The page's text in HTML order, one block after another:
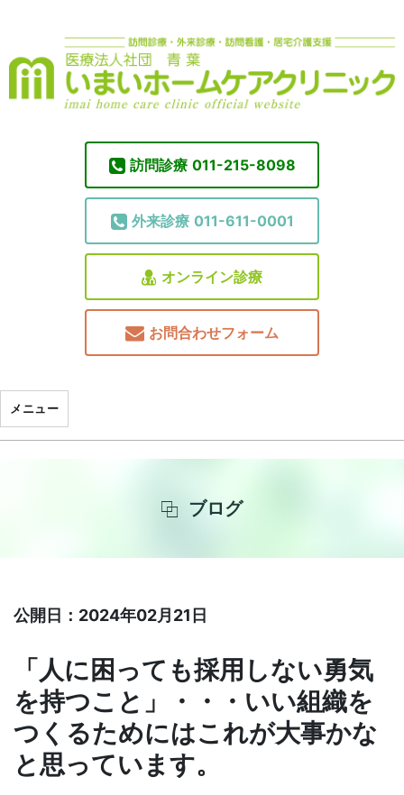
訪問診療 011-215-8098
外来診療 011-611-0001
オンライン診療
お問合わせフォーム
メニュー
ブログ
公開日：2024年02月21日
「人に困っても採用しない勇気
を持つこと」・・・いい組織を
つくるためにはこれが大事かな
と思っています。